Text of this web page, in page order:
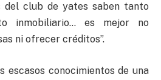
del club de yates saben tanto
inmobiliario… es mejor no
ni ofrecer créditos”.
escasos conocimientos de una